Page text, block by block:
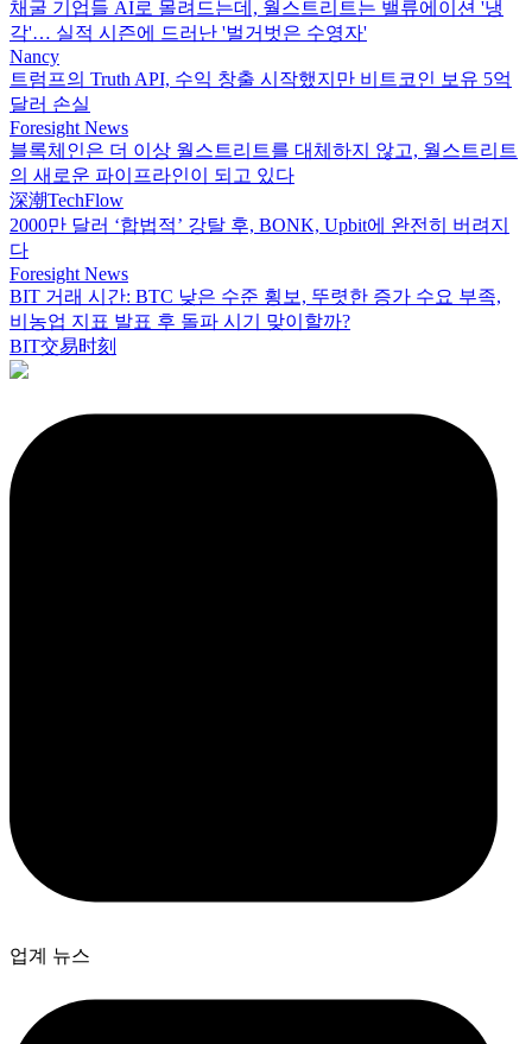
채굴 기업들 AI로 몰려드는데, 월스트리트는 밸류에이션 '냉
각'… 실적 시즌에 드러난 '벌거벗은 수영자'
Nancy
트럼프의 Truth API, 수익 창출 시작했지만 비트코인 보유 5억
달러 손실
Foresight News
블록체인은 더 이상 월스트리트를 대체하지 않고, 월스트리트
의 새로운 파이프라인이 되고 있다
深潮TechFlow
2000만 달러 ‘합법적’ 강탈 후, BONK, Upbit에 완전히 버려지
다
Foresight News
BIT 거래 시간: BTC 낮은 수준 횡보, 뚜렷한 증가 수요 부족,
비농업 지표 발표 후 돌파 시기 맞이할까?
BIT交易时刻
업계 뉴스